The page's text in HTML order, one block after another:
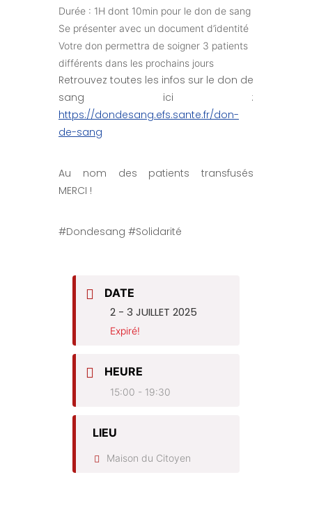
Durée : 1H dont 10min pour le don de sang
Se présenter avec un document d’identité
Votre don permettra de soigner 3 patients
différents dans les prochains jours
Retrouvez toutes les infos sur le don de
sang ici :
https://dondesang.efs.sante.fr/don-
de-sang
Au nom des patients transfusés
MERCI !
#Dondesang #Solidarité
DATE
2 - 3 JUILLET 2025
Expiré!
HEURE
15:00 - 19:30
LIEU
Maison du Citoyen